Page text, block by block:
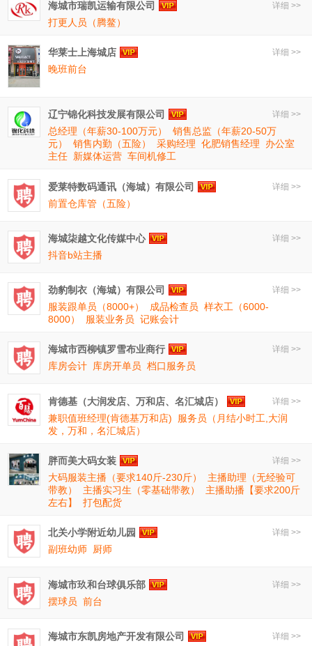
详细 >>
海城市瑞凯运输有限公司
打更人员（腾鳌）
详细 >>
华莱士上海城店
晚班前台
详细 >>
辽宁锦化科技发展有限公司
总经理（年薪30-100万元）
销售总监（年薪20-50万
元）
销售内勤（五险） 采购经理 化肥销售经理
办公室
主任 新媒体运营 车间机修工
详细 >>
爱莱特数码通讯（海城）有限公司
前置仓库管（五险）
详细 >>
海城柒越文化传媒中心
抖音b站主播
详细 >>
劲豹制衣（海城）有限公司
服装跟单员（8000+）
成品检查员 样衣工（6000-
8000）
服装业务员 记账会计
详细 >>
海城市西柳镇罗雪布业商行
库房会计 库房开单员 档口服务员
详细 >>
肯德基（大润发店、万和店、名汇城店）
兼职值班经理(肯德基万和店)
服务员（月结小时工,大润
发，万和，名汇城店）
详细 >>
胖而美大码女装
大码服装主播（要求140斤-230斤）
主播助理（无经验可
带教）
主播实习生（零基础带教）
主播助播【要求200斤
左右】
打包配货
详细 >>
北关小学附近幼儿园
副班幼师 厨师
详细 >>
海城市玖和台球俱乐部
摆球员 前台
详细 >>
海城市东凯房地产开发有限公司